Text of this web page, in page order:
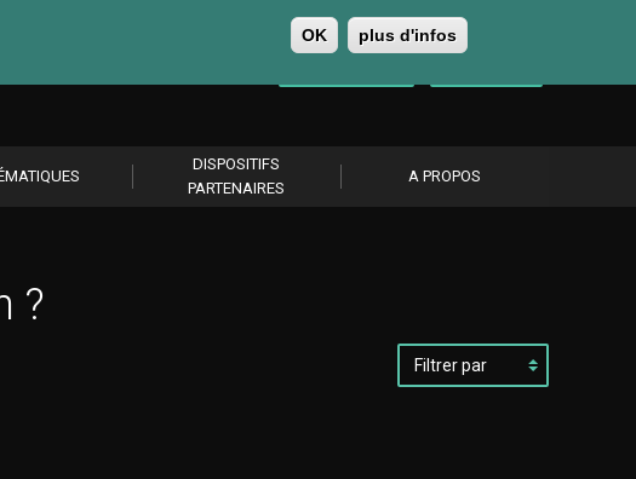
OK plus d'infos
DISPOSITIFS
PARTENAIRES
A PROPOS
?
par